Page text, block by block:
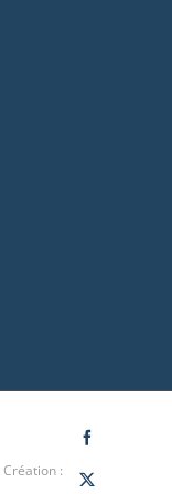
Création :
Facebook
X